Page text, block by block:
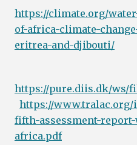
https://climate.org/
of-africa-climate-
eritrea-and-djibouti/
https://pure.diis.dk/ws/
https://www.tralac.org/
fifth-assessment-
africa.pdf